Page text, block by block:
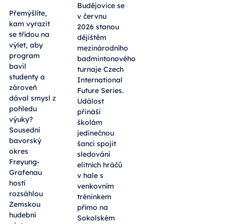
Přemýšlíte,
kam vyrazit
se třídou na
výlet, aby
program
bavil
studenty a
zároveň
dával smysl z
pohledu
výuky?
Sousední
bavorský
okres
Freyung-
Grafenau
hostí
rozsáhlou
Zemskou
hudební
Budějovice se
v červnu
2026 stanou
dějištěm
mezinárodního
badmintonového
turnaje Czech
International
Future Series.
Událost
přináší
školám
jedinečnou
šanci spojit
sledování
elitních hráčů
v hale s
venkovním
tréninkem
přímo na
Sokolském